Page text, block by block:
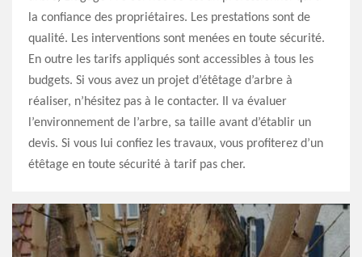
la confiance des propriétaires. Les prestations sont de
qualité. Les interventions sont menées en toute sécurité.
En outre les tarifs appliqués sont accessibles à tous les
budgets. Si vous avez un projet d’étêtage d’arbre à
réaliser, n’hésitez pas à le contacter. Il va évaluer
l’environnement de l’arbre, sa taille avant d’établir un
devis. Si vous lui confiez les travaux, vous profiterez d’un
étêtage en toute sécurité à tarif pas cher.